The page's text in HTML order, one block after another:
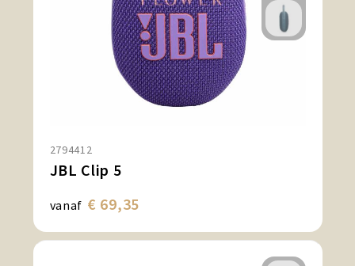
2794412
JBL Clip 5
vanaf € 69,35